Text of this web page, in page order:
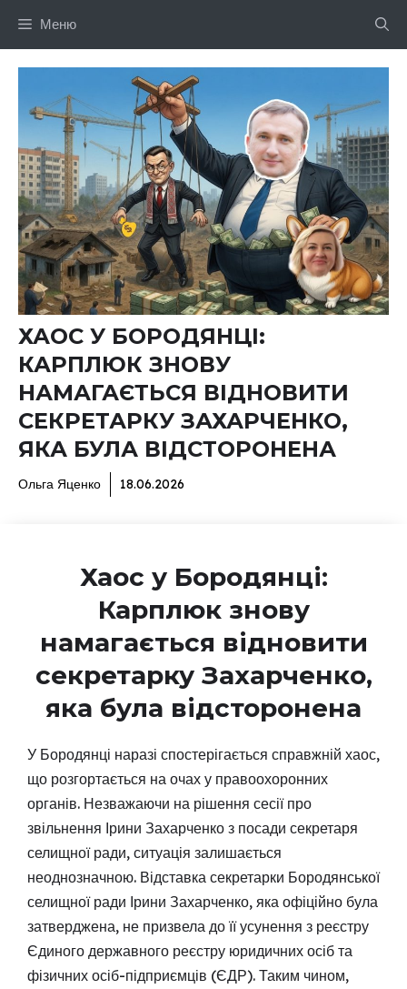
Меню
ХАОС У БОРОДЯНЦІ:
КАРПЛЮК ЗНОВУ
НАМАГАЄТЬСЯ ВІДНОВИТИ
СЕКРЕТАРКУ ЗАХАРЧЕНКО,
ЯКА БУЛА ВІДСТОРОНЕНА
Ольга Яценко 18.06.2026
Хаос у Бородянці:
Карплюк знову
намагається відновити
секретарку Захарченко,
яка була відсторонена
У Бородянці наразі спостерігається справжній хаос,
що розгортається на очах у правоохоронних
органів. Незважаючи на рішення сесії про
звільнення Ірини Захарченко з посади секретаря
селищної ради, ситуація залишається
неоднозначною. Відставка секретарки Бородянської
селищної ради Ірини Захарченко, яка офіційно була
затверджена, не призвела до її усунення з реєстру
Єдиного державного реєстру юридичних осіб та
фізичних осіб-підприємців (ЄДР). Таким чином,